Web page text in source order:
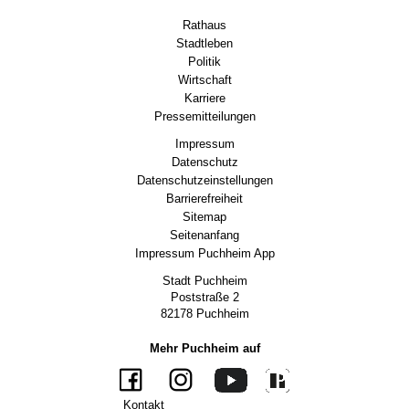
Rathaus
Stadtleben
Politik
Wirtschaft
Karriere
Pressemitteilungen
Impressum
Datenschutz
Datenschutzeinstellungen
Barrierefreiheit
Sitemap
Seitenanfang
Impressum Puchheim App
Stadt Puchheim
Poststraße 2
82178 Puchheim
Mehr Puchheim auf
Kontakt